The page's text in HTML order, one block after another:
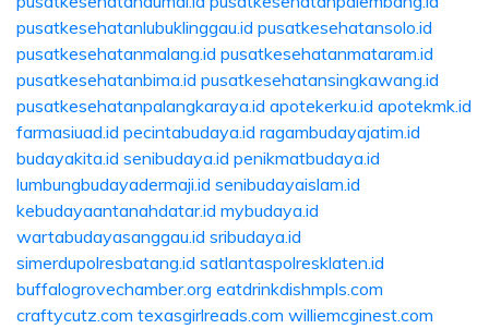
pusatkesehatanlubuklinggau.id pusatkesehatansolo.id
pusatkesehatanmalang.id pusatkesehatanmataram.id
pusatkesehatanbima.id pusatkesehatansingkawang.id
pusatkesehatanpalangkaraya.id apotekerku.id apotekmk.id
farmasiuad.id pecintabudaya.id ragambudayajatim.id
budayakita.id senibudaya.id penikmatbudaya.id
lumbungbudayadermaji.id senibudayaislam.id
kebudayaantanahdatar.id mybudaya.id
wartabudayasanggau.id sribudaya.id
simerdupolresbatang.id satlantaspolresklaten.id
buffalogrovechamber.org eatdrinkdishmpls.com
craftycutz.com texasgirlreads.com williemcginest.com